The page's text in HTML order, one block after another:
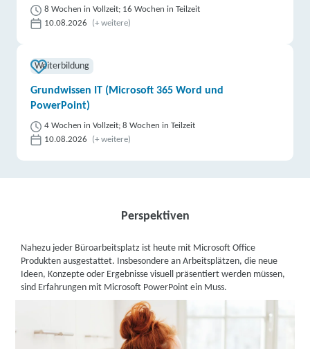
8 Wochen in Vollzeit; 16 Wochen in Teilzeit
10.08.2026
(+ weitere)
Weiterbildung
Grundwissen IT (Microsoft 365 Word und
PowerPoint)
4 Wochen in Vollzeit; 8 Wochen in Teilzeit
10.08.2026
(+ weitere)
Perspektiven
Nahezu jeder Büroarbeitsplatz ist heute mit Microsoft Office
Produkten ausgestattet. Insbesondere an Arbeitsplätzen, die neue
Ideen, Konzepte oder Ergebnisse visuell präsentiert werden müssen,
sind Erfahrungen mit Microsoft PowerPoint ein Muss.